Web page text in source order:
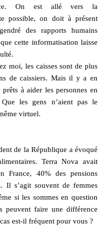
On est allé vers la
possible, on doit à présent
des rapports humains
cette informatisation laisse
moi, les caisses sont de plus
de caissiers. Mais il y a en
à aider les personnes en
les gens n’aient pas le
virtuel.
de la République a évoqué
Terra Nova avait
France, 40% des pensions
Il s’agit souvent de femmes
si les sommes en question
peuvent faire une différence
est-il fréquent pour vous ?